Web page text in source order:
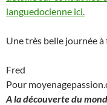
languedocienne ici.
Une très belle journée à
Fred
Pour
A la découverte du